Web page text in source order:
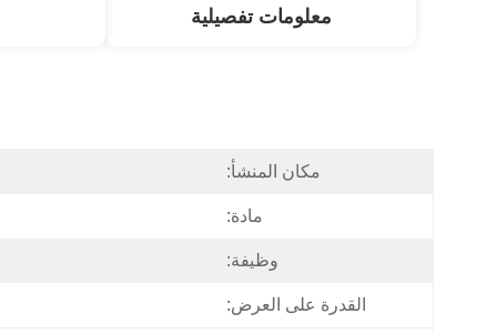
معلومات تفصيلية
مكان المنشأ:
مادة:
وظيفة:
القدرة على العرض: